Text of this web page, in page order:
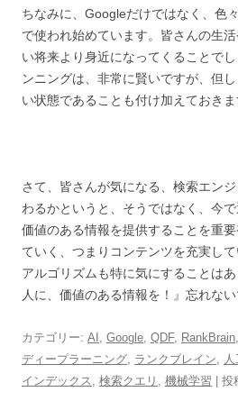
ちなみに、Googleだけではなく、色
で使われ始めています。皆さんの生
い将来より身近になってくることで
ンニングは、非常に賢いですが、但
い状態であることも付け加えておきま
さて、皆さんが気になる、検索エン
わるかというと、そうではなく、今
価値のある情報を提供することを重
ていく、つまりコンテンツを充実し
アルゴリズムも特に気にすることは
人に、価値のある情報を！』忘れない
カテゴリー: AI , Google, QDF, RankBrain,
ディープラーニング, ランクブレイン,
インデックス , 検索クエリ , 機械学習 | 投